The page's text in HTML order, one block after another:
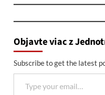
Objavte viac z
Subscribe to get the latest
Type your email…